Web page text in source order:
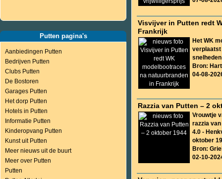
Putten pagina's
Aanbiedingen Putten
Bedrijven Putten
Clubs Putten
De Bostoren
Garages Putten
Het dorp Putten
Hotels in Putten
Informatie Putten
Kinderopvang Putten
Kunst uit Putten
Meer nieuws uit de buurt
Meer over Putten
Putten
Visvijver in Putten redt
Frankrijk
Het WK
verplaatst
Bron:
04-08-
Razzia van Putten – 2
Vrouwtje
razzia
4.0 -
oktober
Bron:
02-10-